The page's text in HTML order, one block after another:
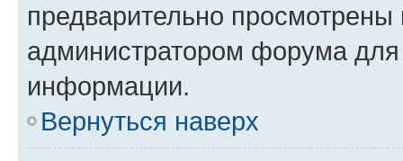
предварительно
администратором форума
информации.
Вернуться наверх